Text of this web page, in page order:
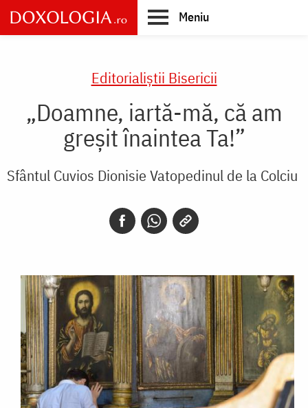
Skip
to
main
Meniu
Editorialiștii Bisericii
„Doamne, iartă-mă, că am
greșit înaintea Ta!”
Sfântul Cuvios Dionisie Vatopedinul de la Colciu